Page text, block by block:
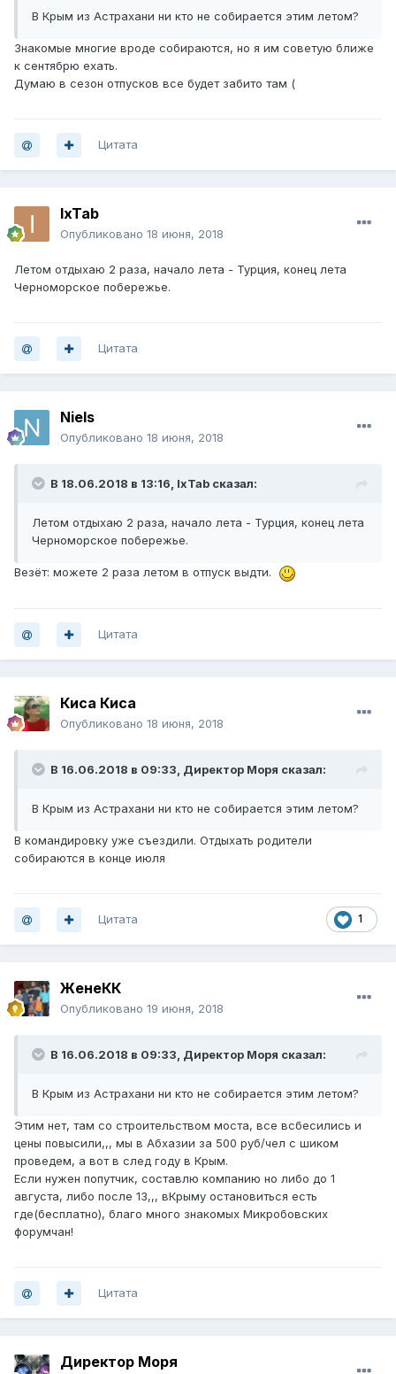
В Крым из Астрахани ни кто не собирается этим летом?
Знакомые многие вроде собираются, но я им советую ближе
к сентябрю ехать.
Думаю в сезон отпусков все будет забито там (
Цитата
IxTab
Опубликовано 18 июня, 2018
Летом отдыхаю 2 раза, начало лета - Турция, конец лета
Черноморское побережье.
Цитата
Niels
Опубликовано 18 июня, 2018
В 18.06.2018 в 13:16, IxTab сказал:
Летом отдыхаю 2 раза, начало лета - Турция, конец лета
Черноморское побережье.
Везёт: можете 2 раза летом в отпуск выдти.
Цитата
Киса Киса
Опубликовано 18 июня, 2018
В 16.06.2018 в 09:33, Директор Моря сказал:
В Крым из Астрахани ни кто не собирается этим летом?
В командировку уже съездили. Отдыхать родители
собираются в конце июля
1
Цитата
ЖенеКК
Опубликовано 19 июня, 2018
В 16.06.2018 в 09:33, Директор Моря сказал:
В Крым из Астрахани ни кто не собирается этим летом?
Этим нет, там со строительством моста, все всбесились и
цены повысили,,, мы в Абхазии за 500 руб/чел с шиком
проведем, а вот в след году в Крым.
Если нужен попутчик, составлю компанию но либо до 1
августа, либо после 13,,, вКрыму остановиться есть
где(бесплатно), благо много знакомых Микробовских
форумчан!
Цитата
Директор Моря